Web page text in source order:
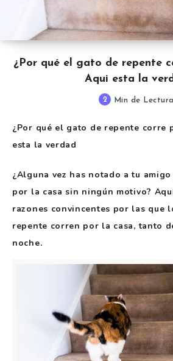
¿Por qué el gato de repente
Aqui esta la
2 Min de Lectura
¿Por qué el gato de repente corre
esta la verdad
¿Alguna vez has notado a tu
por la casa sin ningún motivo?
razones convincentes por las que
repente corren por la casa, tanto
noche.